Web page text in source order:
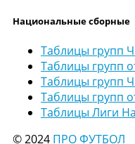
Национальные сборные
Таблицы групп
Таблицы групп
Таблицы групп
Таблицы групп
Таблицы Лиги
© 2024 ПРО ФУТБОЛ